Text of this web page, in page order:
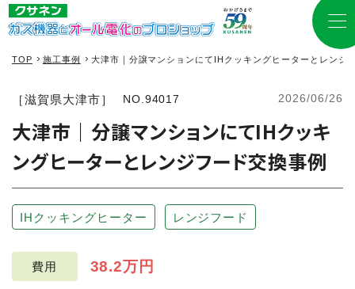
TOP 施工事例 大津市｜分譲マンションにてIHクッキングヒーターとレンジ
［滋賀県大津市］ NO.94017 2026/06/26
大津市｜分譲マンションにてIHクッキ
ングヒーターとレンジフード交換事例
IHクッキングヒーター レンジフード
費用 38.2万円